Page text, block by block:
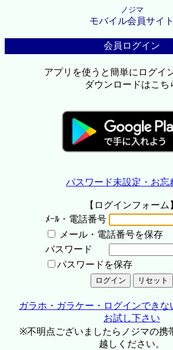
ノジマ
モバイル会員サイト
会員ログイン
アプリを使うと簡単にログイ
ダウンロードはこち
パスワード未設定・お忘
【ログインフォーム
ﾒｰﾙ・電話番号
メール・電話番号を保存
パスワード
パスワードを保存
ガラホ・ガラケー・ログインできな
お試し下さい
※不明点ございましたらノジマの携
越しください。